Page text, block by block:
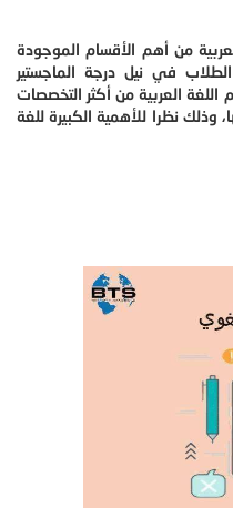
من أهم الأقسام الموجودة
في نيل درجة الماجستير
اللغة العربية من أكثر التخصصات
نظرا للأهمية الكبيرة للغة